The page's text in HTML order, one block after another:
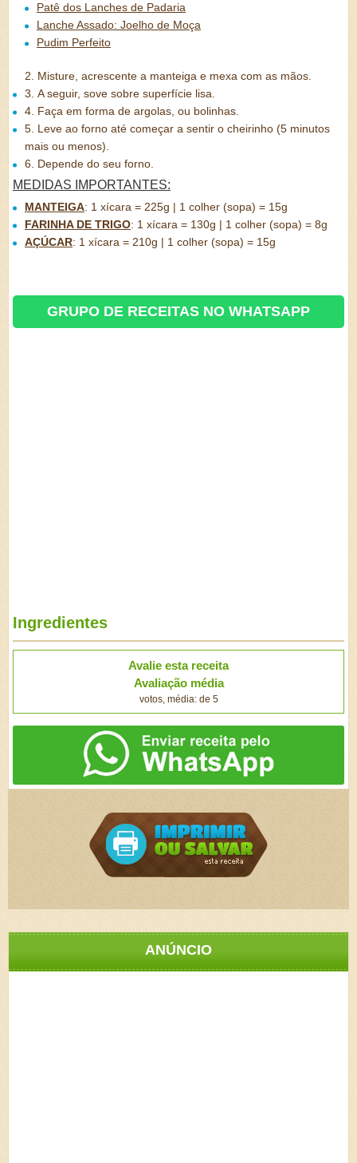
Patê dos Lanches de Padaria
Lanche Assado: Joelho de Moça
Pudim Perfeito
2.
Misture, acrescente a manteiga e mexa com as mãos.
3. A seguir, sove sobre superfície lisa.
4. Faça em forma de argolas, ou bolinhas.
5. Leve ao forno até começar a sentir o cheirinho (5 minutos
mais ou menos).
6. Depende do seu forno.
MEDIDAS IMPORTANTES:
MANTEIGA: 1 xícara = 225g | 1 colher (sopa) = 15g
FARINHA DE TRIGO: 1 xícara = 130g | 1 colher (sopa) = 8g
AÇÚCAR: 1 xícara = 210g | 1 colher (sopa) = 15g
GRUPO DE RECEITAS NO WHATSAPP
Ingredientes
Avalie esta receita
Avaliação média
votos, média: de 5
ANÚNCIO